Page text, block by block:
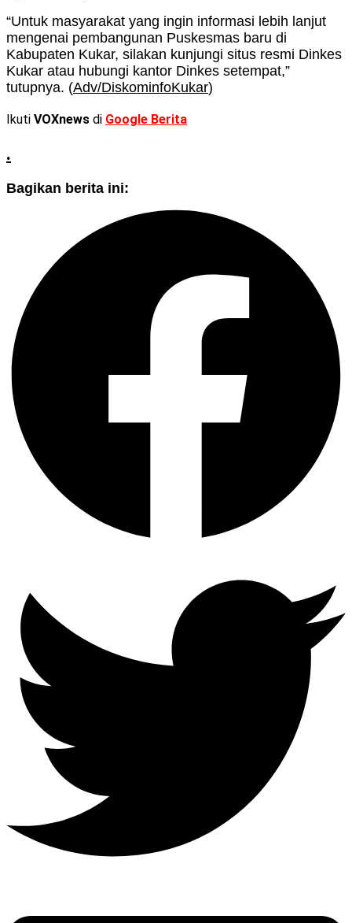
“Untuk masyarakat yang ingin informasi lebih lanjut
mengenai pembangunan Puskesmas baru di
Kabupaten Kukar, silakan kunjungi situs resmi Dinkes
Kukar atau hubungi kantor Dinkes setempat,”
tutupnya. (Adv/DiskominfoKukar)
Ikuti VOXnews di Google Berita
.
Bagikan berita ini: